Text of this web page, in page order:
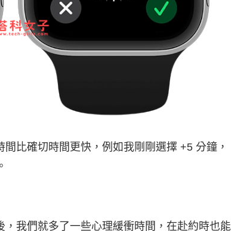
比確切時間更快，例如我剛剛選擇 +5 分鐘，
我們就多了一些心理緩衝時間，在赴約時也能